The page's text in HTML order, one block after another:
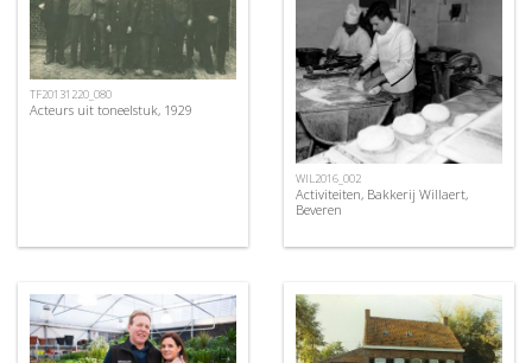
TF20131220_080
Acteurs uit toneelstuk, 1929
WIL2016_002
Activiteiten, Bakkerij Willaert,
Beveren